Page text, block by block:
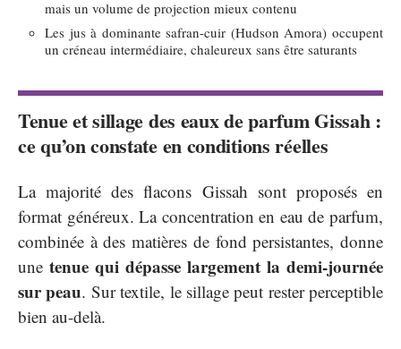
mais un volume de projection mieux contenu
Les jus à dominante safran-cuir (Hudson Amora) occupent
un créneau intermédiaire, chaleureux sans être saturants
Tenue et sillage des eaux de parfum Gissah :
ce qu’on constate en conditions réelles
La majorité des flacons Gissah sont proposés en
format généreux. La concentration en eau de parfum,
combinée à des matières de fond persistantes, donne
une tenue qui dépasse largement la demi-journée
sur peau. Sur textile, le sillage peut rester perceptible
bien au-delà.